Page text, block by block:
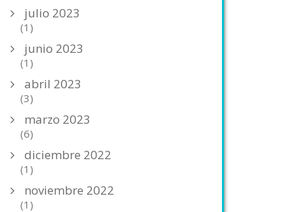
julio 2023
(1)
junio 2023
(1)
abril 2023
(3)
marzo 2023
(6)
diciembre 2022
(1)
noviembre 2022
(1)